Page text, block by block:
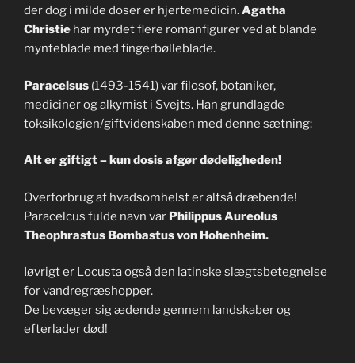
der dog i milde doser er hjertemedicin.Agatha
Christie har myrdet flere romanfigurer ved at blande
mynteblade med fingerbølleblade.
Paracelsus (1493-1541) var filosof, botaniker,
mediciner og alkymist i Svejts. Han grundlagde
toksikologien/giftvidenskaben med denne sætning:
Alt er giftigt – kun dosis afgør dødeligheden!
Overforbrug af hvadsomhelst er altså dræbende!
Paracelcus fulde navn var Philippus Aureolus
Theophrastus Bombastus von Hohenheim.
Iøvrigt er Locusta også den latinske slægtsbetegnelse
for vandregræshopper.
De bevæger sig ædende gennem landskaber og
efterlader død!